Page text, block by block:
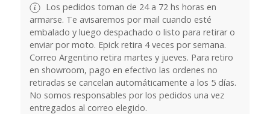
Los pedidos toman de 24 a 72 hs horas en
armarse. Te avisaremos por mail cuando esté
embalado y luego despachado o listo para retirar o
enviar por moto. Epick retira 4 veces por semana.
Correo Argentino retira martes y jueves. Para retiro
en showroom, pago en efectivo las ordenes no
retiradas se cancelan automáticamente a los 5 días.
No somos responsables por los pedidos una vez
entregados al correo elegido.